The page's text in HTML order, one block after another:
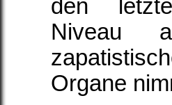
den
Niveau
Organe